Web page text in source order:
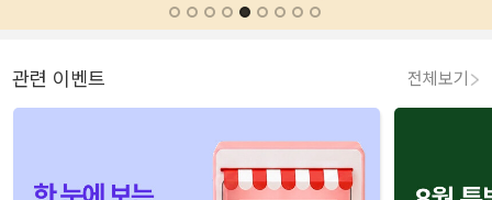
관련 이벤트 전체보기